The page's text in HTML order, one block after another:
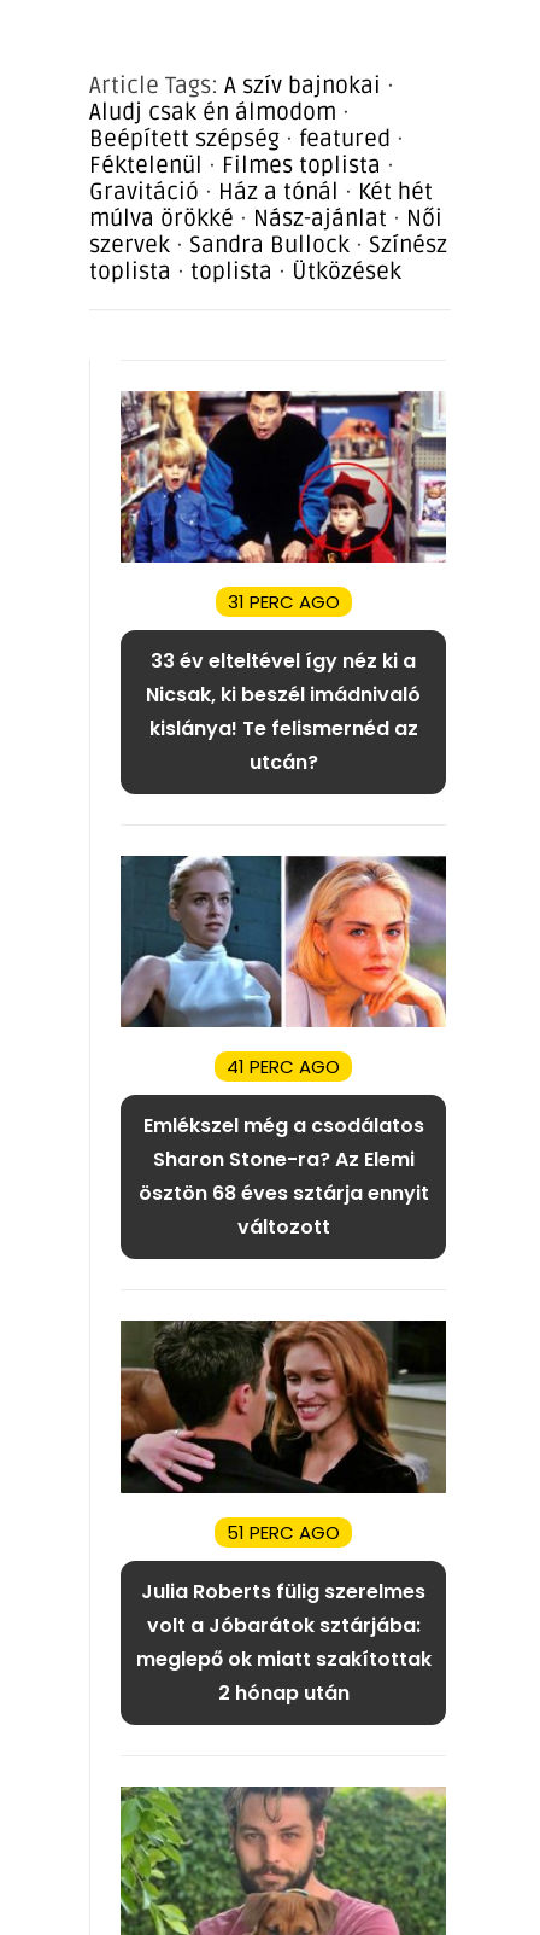
Article Tags: A szív bajnokai ·
Aludj csak én álmodom ·
Beépített szépség · featured ·
Féktelenül · Filmes toplista ·
Gravitáció · Ház a tónál · Két hét
múlva örökké · Nász-ajánlat · Női
szervek · Sandra Bullock · Színész
toplista · toplista · Ütközések
31 PERC AGO
33 év elteltével így néz ki a
Nicsak, ki beszél imádnivaló
kislánya! Te felismernéd az
utcán?
41 PERC AGO
Emlékszel még a csodálatos
Sharon Stone-ra? Az Elemi
ösztön 68 éves sztárja ennyit
változott
51 PERC AGO
Julia Roberts fülig szerelmes
volt a Jóbarátok sztárjába:
meglepő ok miatt szakítottak
2 hónap után